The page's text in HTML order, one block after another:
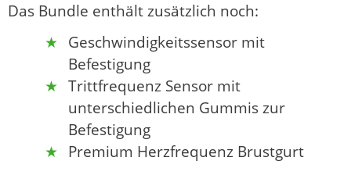
Das Bundle enthält zusätzlich noch:
Geschwindigkeitssensor mit
Befestigung
Trittfrequenz Sensor mit
unterschiedlichen Gummis zur
Befestigung
Premium Herzfrequenz Brustgurt